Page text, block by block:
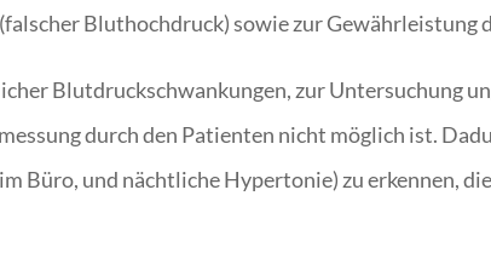
Bluthochdruck) sowie zur
Blutdruckschwankungen, zur Untersuchung
durch den Patienten nicht möglich ist.
Büro, und nächtliche Hypertonie) zu erkennen,